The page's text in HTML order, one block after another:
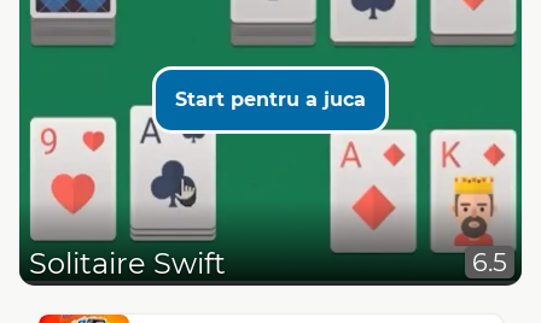
Start pentru a juca
Solitaire Swift 6.5